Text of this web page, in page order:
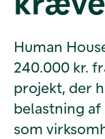
Foreningen
Human
240.000 kr.
projekt, der
belastning
som